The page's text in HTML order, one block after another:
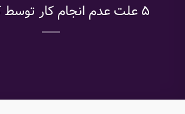
۵ علت عدم انجام کار توسط کارمندان!